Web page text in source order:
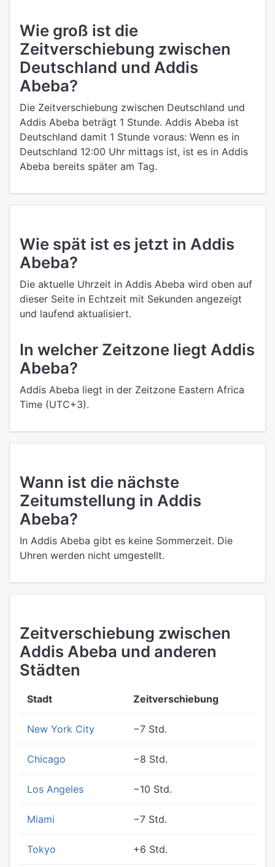
Wie groß ist die
Zeitverschiebung zwischen
Deutschland und Addis
Abeba?
Die Zeitverschiebung zwischen Deutschland und
Addis Abeba beträgt 1 Stunde. Addis Abeba ist
Deutschland damit 1 Stunde voraus: Wenn es in
Deutschland 12:00 Uhr mittags ist, ist es in Addis
Abeba bereits später am Tag.
Wie spät ist es jetzt in Addis
Abeba?
Die aktuelle Uhrzeit in Addis Abeba wird oben auf
dieser Seite in Echtzeit mit Sekunden angezeigt
und laufend aktualisiert.
In welcher Zeitzone liegt Addis
Abeba?
Addis Abeba liegt in der Zeitzone Eastern Africa
Time (UTC+3).
Wann ist die nächste
Zeitumstellung in Addis
Abeba?
In Addis Abeba gibt es keine Sommerzeit. Die
Uhren werden nicht umgestellt.
Zeitverschiebung zwischen
Addis Abeba und anderen
Städten
Stadt Zeitverschiebung
New York City −7 Std.
Chicago −8 Std.
Los Angeles −10 Std.
Miami −7 Std.
Tokyo +6 Std.